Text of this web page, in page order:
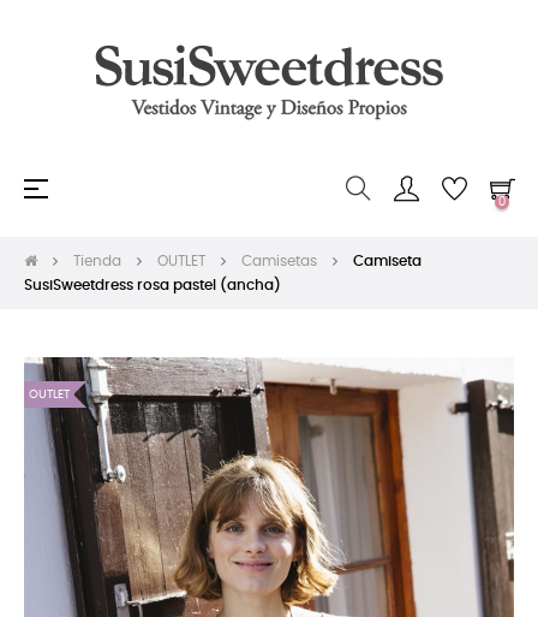
Navegación
☰
0
Tienda OUTLET Camisetas
Camiseta
SusiSweetdress rosa pastel (ancha)
OUTLET